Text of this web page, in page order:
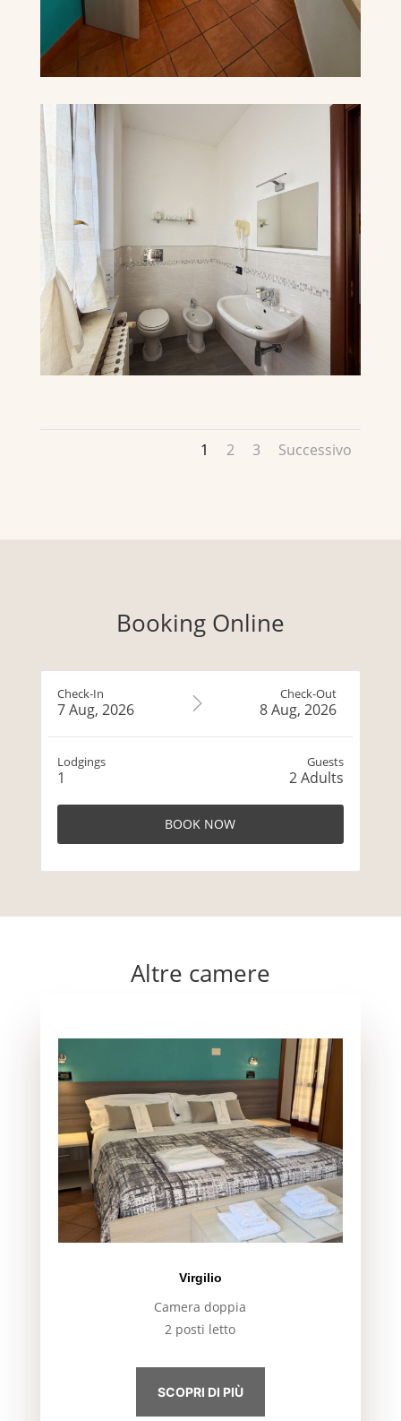
1 2 3 Successivo
Booking Online
Check-In
7 Aug, 2026
Check-Out
8 Aug, 2026
Lodgings
1
Guests
2Adults
Altre camere
Virgilio
Camera doppia
2 posti letto
SCOPRI DI PIÙ